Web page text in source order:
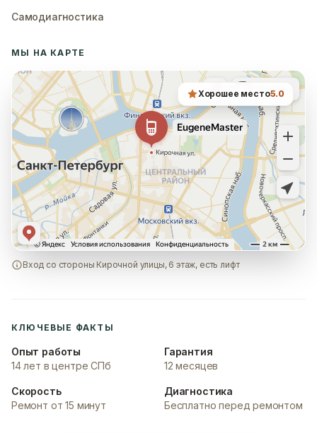
Самодиагностика
МЫ НА КАРТЕ
Хорошее место5.0
Вход со стороны Кирочной улицы, 6 этаж, есть лифт
КЛЮЧЕВЫЕ ФАКТЫ
Опыт работы
14 лет в центре СПб
Гарантия
12 месяцев
Скорость
Ремонт от 15 минут
Диагностика
Бесплатно перед ремонтом